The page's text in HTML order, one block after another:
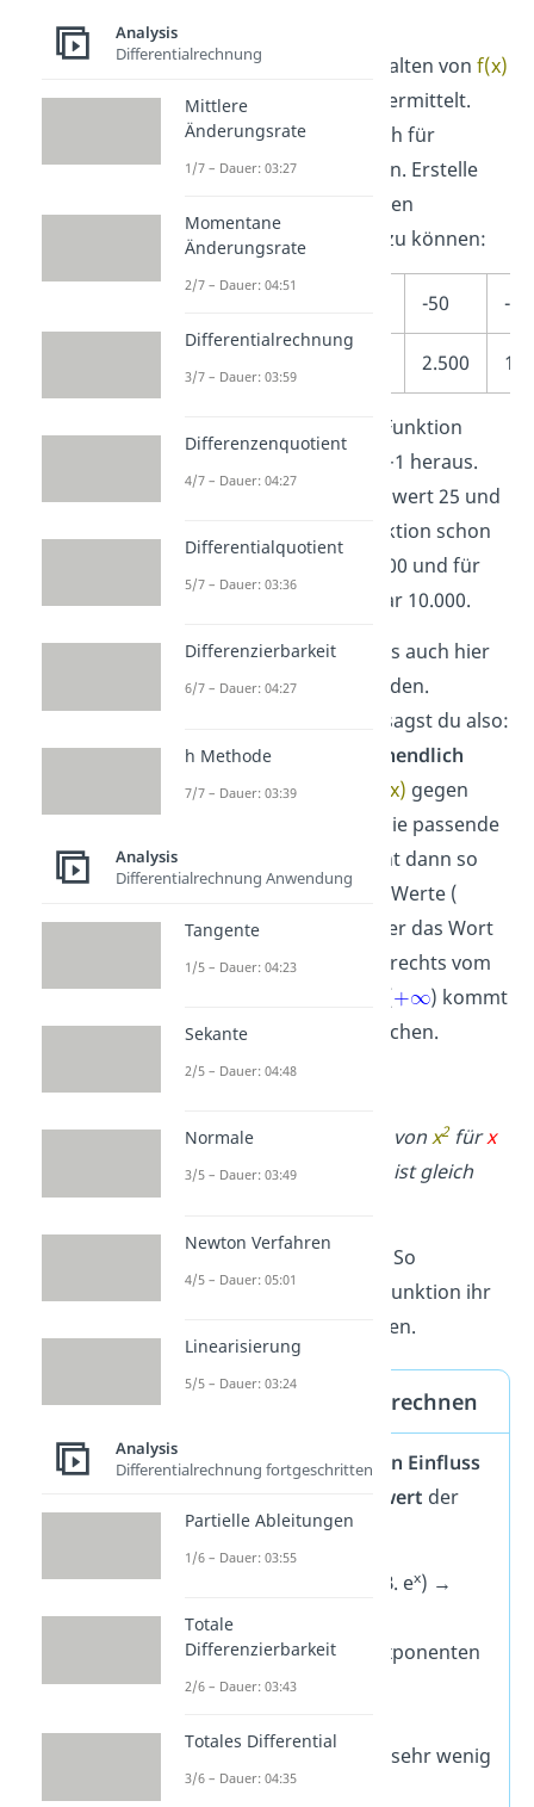
Damit hast du das Verhalten vonf(x)
im positiv Unendlichen ermittelt.
Dasselbe kannst du auch für
negative Zahlen
machen. Erstelle
eine Wertetabelle, um den
Grenzwert bestimmen zu können:
-50 -
2.500
Wenn Du x=-1 in deine Funktion
einsetzt bekommst du +1 heraus.
Für -5 ist dein Funktionswert 25 und
bei -10 steigt deine Funktion schon
auf 100 an. f(-50) ist 2.500 und für
-100 bekommst du sogar 10.000.
Du erkennst sofort, dass auch hier
diey-Werte größer
werden.
Mathematisch korrekt sagst du also:
Wenn x gegen
minus unendlich
geht (
f(x) gegen
). Die passende
Limesschreibweise
sieht dann so
aus: Die eingesetzten x-Werte (
) kommen unter das Wort
lim, deine Funktion (
) rechts vom
lim und der Grenzwert (
) kommt
hinter das Ist-Gleich-Zeichen.
Gesprochen: Der Limes vonx2fürx
gegen minus unendlich
ist gleich
Das war es auch schon. So
bestimmst du für eine Funktion ihr
Verhalten im Unendlichen.
Tipp: Grenzwert berechnen
Das x mit demmeisten Einfluss
Grenzwert der
gesamten Funktion:
x im Exponent (z.B. ex) →
sehr viel Einfluss
x mit höchstem Exponenten
(z.B. x3)
x in der Wurzel → sehr wenig
Einfluss
Analysis
Differentialrechnung
Mittlere
Änderungsrate
1/7 – Dauer: 03:27
Momentane
Änderungsrate
2/7 – Dauer: 04:51
Differentialrechnung
3/7 – Dauer: 03:59
Differenzenquotient
4/7 – Dauer: 04:27
Differentialquotient
5/7 – Dauer: 03:36
Differenzierbarkeit
6/7 – Dauer: 04:27
h Methode
7/7 – Dauer: 03:39
Analysis
Differentialrechnung Anwendung
Tangente
1/5 – Dauer: 04:23
Sekante
2/5 – Dauer: 04:48
Normale
3/5 – Dauer: 03:49
Newton Verfahren
4/5 – Dauer: 05:01
Linearisierung
5/5 – Dauer: 03:24
Analysis
Differentialrechnung fortgeschritten
Partielle Ableitungen
1/6 – Dauer: 03:55
Totale
Differenzierbarkeit
2/6 – Dauer: 03:43
Totales Differential
3/6 – Dauer: 04:35